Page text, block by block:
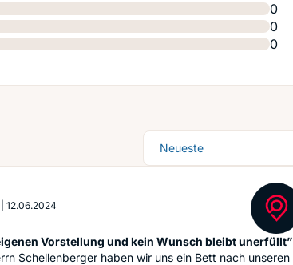
0
0
0
Sortierung
12.06.2024
Vorstellung und kein Wunsch bleibt unerfüllt”
Schellenberger haben wir uns ein Bett nach unseren